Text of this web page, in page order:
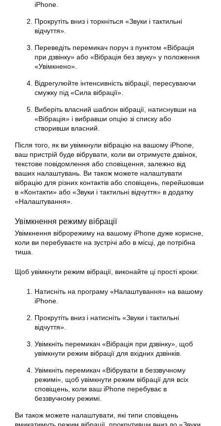
iPhone.
Прокрутіть вниз і торкніться «Звуки і тактильні
відчуття».
Переведіть перемикач поруч з пунктом «Вібрація
при дзвінку» або «Вібрація без звуку» у положення
«Увімкнено».
Відрегулюйте інтенсивність вібрації, пересуваючи
смужку під «Сила вібрації».
Виберіть власний шаблон вібрації, натиснувши на
«Вібрація» і вибравши опцію зі списку або
створивши власний.
Після того, як ви увімкнули вібрацію на вашому iPhone,
ваш пристрій буде вібрувати, коли ви отримуєте дзвінок,
текстове повідомлення або сповіщення, залежно від
ваших налаштувань. Ви також можете налаштувати
вібрацію для різних контактів або сповіщень, перейшовши
в «Контакти» або «Звуки і тактильні відчуття» в додатку
«Налаштування».
Увімкнення режиму вібрації
Увімкнення віброрежиму на вашому iPhone дуже корисне,
коли ви перебуваєте на зустрічі або в місці, де потрібна
тиша.
Щоб увімкнути режим вібрації, виконайте ці прості кроки:
Натисніть на програму «Налаштування» на вашому
iPhone.
Прокрутіть вниз і натисніть «Звуки і тактильні
відчуття».
Увімкніть перемикач «Вібрація при дзвінку», щоб
увімкнути режим вібрації для вхідних дзвінків.
Увімкніть перемикач «Вібрувати в беззвучному
режимі», щоб увімкнути режим вібрації для всіх
сповіщень, коли ваш iPhone перебуває в
беззвучному режимі.
Ви також можете налаштувати, які типи сповіщень